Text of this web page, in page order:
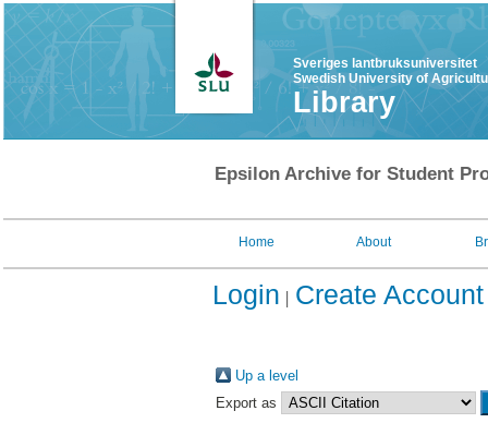
Sveriges lantbruksuniversitet
Swedish University of
Library
Epsilon Archive for Student
Home About
Login Create Account
Up a level
Export as